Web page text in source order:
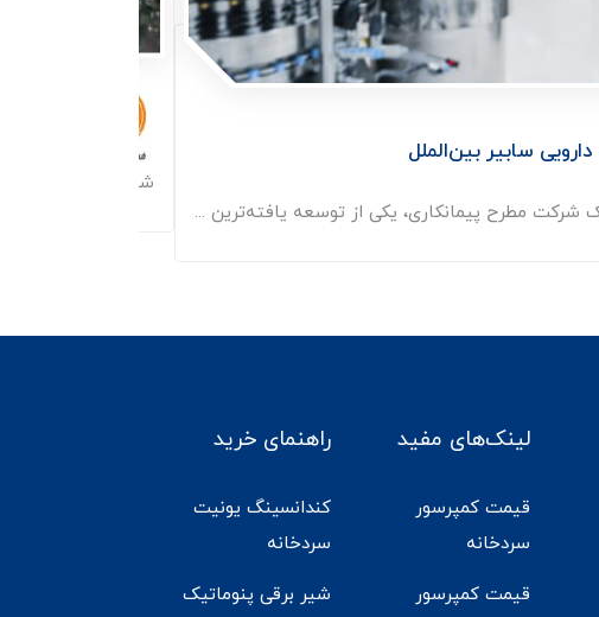
سابیر بین‌الملل
شرکت مطرح پیمانکاری، یکی از توسعه یافته‌ترین ...
شرکت فـرآیند
لینک‌های مفید
قیمت کمپرسور
سردخانه
قیمت کمپرسور
راهنمای خرید
کندانسینگ یونیت
سردخانه
شیر برقی پنوماتیک